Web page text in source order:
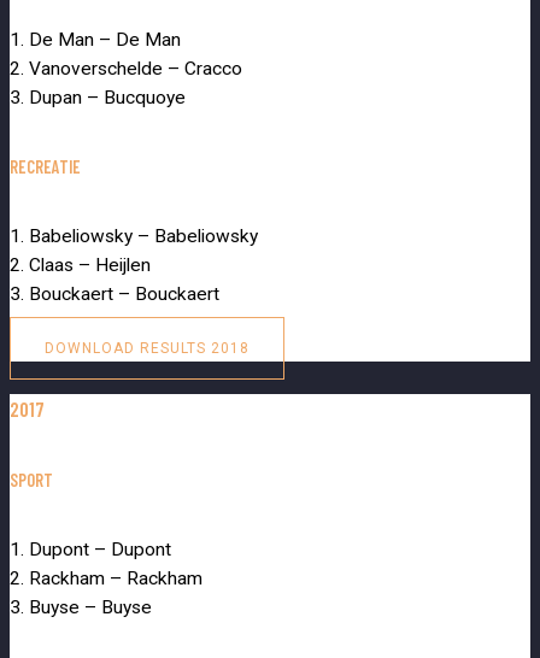
1. De Man – De Man
2. Vanoverschelde – Cracco
3. Dupan – Bucquoye
RECREATIE
1. Babeliowsky – Babeliowsky
2. Claas – Heijlen
3. Bouckaert – Bouckaert
DOWNLOAD RESULTS 2018
2017
SPORT
1. Dupont – Dupont
2. Rackham – Rackham
3. Buyse – Buyse